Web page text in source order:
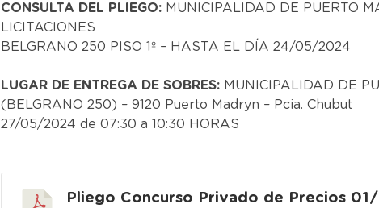
CONSULTA DEL PLIEGO: MUNICIPALIDAD DE PUERTO
LICITACIONES
BELGRANO 250 PISO 1º – HASTA EL DÍA 24/05/2024
LUGAR DE ENTREGA DE SOBRES: MUNICIPALIDAD DE
(BELGRANO 250) – 9120 Puerto Madryn – Pcia. Chubut
27/05/2024 de 07:30 a 10:30 HORAS
Pliego Concurso Privado de Precios